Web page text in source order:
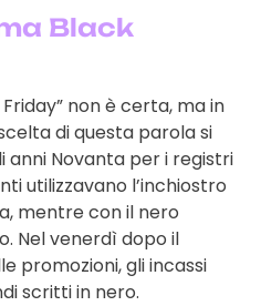
Black
non è certa, ma in
di questa parola si
anni Novanta per i registri
utilizzavano l’inchiostro
mentre con il nero
Nel venerdì dopo il
promozioni, gli incassi
scritti in nero.